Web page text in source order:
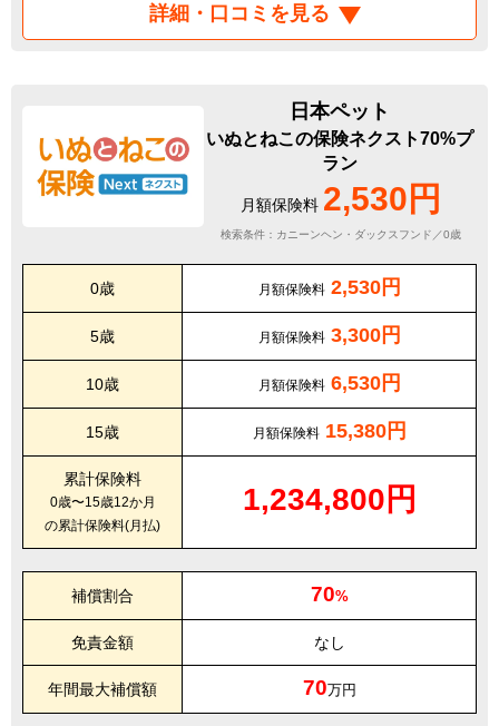
詳細・口コミを見る
日本ペット
いぬとねこの保険ネクスト70%プ
ラン
月額保険料 2,530円
検索条件：カニーンヘン・ダックスフンド／0歳
0歳 月額保険料 2,530円
5歳 月額保険料 3,300円
10歳 月額保険料 6,530円
15歳 月額保険料 15,380円
累計保険料
0歳〜15歳12か月
の累計保険料(月払)
1,234,800円
補償割合 70%
免責金額 なし
年間最大補償額 70万円